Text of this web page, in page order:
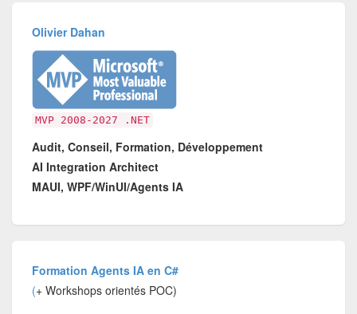
Olivier Dahan
MVP 2008-2027 .NET
Audit, Conseil, Formation, Développement
AI Integration Architect
MAUI, WPF/WinUI/Agents IA
Formation Agents IA en C#
(+ Workshops orientés POC)